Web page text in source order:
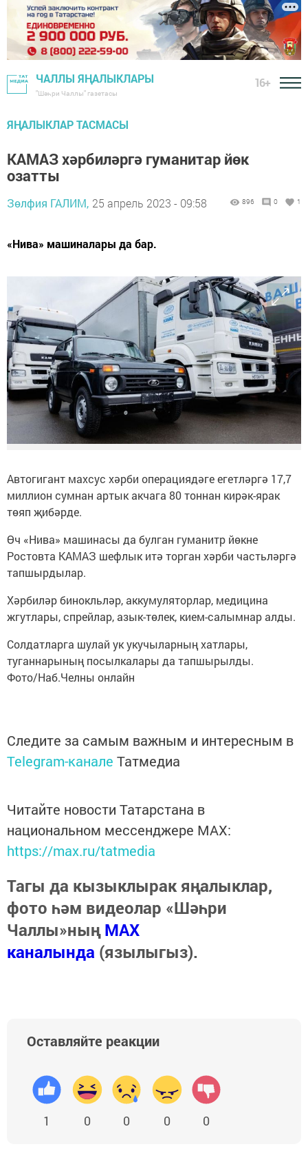
ЧАЛЛЫ ЯҢАЛЫКЛАРЫ
"Шәһри Чаллы" газетасы
16+
ЯҢАЛЫКЛАР ТАСМАСЫ
КАМАЗ хәрбиләргә гуманитар йөк
озатты
Зөлфия ГАЛИМ, 25 апрель 2023 - 09:58 896 0 1
«Нива» машиналары да бар.
Автогигант махсус хәрби операциядәге егетләргә 17,7
миллион сумнан артык акчага 80 тоннан кирәк-ярак
төяп җибәрде.
Өч «Нива» машинасы да булган гуманитр йөкне
Ростовта КАМАЗ шефлык итә торган хәрби частьләргә
тапшырдылар.
Хәрбиләр бинокльләр, аккумуляторлар, медицина
жгутлары, спрейлар, азык-төлек, кием-салымнар алды.
Солдатларга шулай ук укучыларның хатлары,
туганнарының посылкалары да тапшырылды.
Фото/Наб.Челны онлайн
Следите за самым важным и интересным в
Telegram-канале Татмедиа
Читайте новости Татарстана в
национальном мессенджере MАХ:
https://max.ru/tatmedia
Тагы да кызыклырак яңалыклар,
фото һәм видеолар «Шәһри
Чаллы»ныңMAX
каналында (язылыгыз).
Оставляйте реакции
1 0 0 0 0